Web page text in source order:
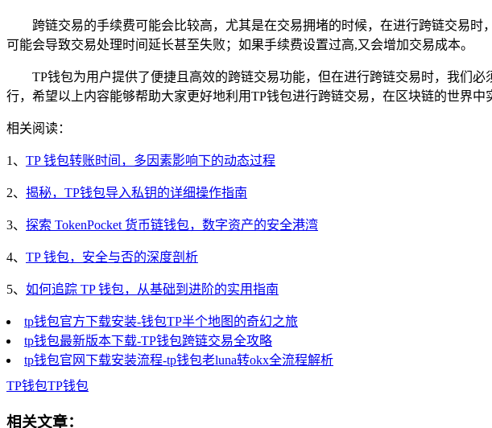
跨链交易的手续费可能会比较高，尤其是在交易拥堵的时候，在进行跨链交易
可能会导致交易处理时间延长甚至失败；如果手续费设置过高,又会增加交易成本。
TP钱包为用户提供了便捷且高效的跨链交易功能，但在进行跨链交易时，我们
行，希望以上内容能够帮助大家更好地利用TP钱包进行跨链交易，在区块链的世界中
相关阅读：
1、 TP 钱包转账时间，多因素影响下的动态过程
2、 揭秘，TP钱包导入私钥的详细操作指南
3、 探索 TokenPocket 货币链钱包，数字资产的安全港湾
4、 TP 钱包，安全与否的深度剖析
5、 如何追踪 TP 钱包，从基础到进阶的实用指南
tp钱包官方下载安装-钱包TP半个地图的奇幻之旅
tp钱包最新版本下载-TP钱包跨链交易全攻略
tp钱包官网下载安装流程-tp钱包老luna转okx全流程解析
TP钱包TP钱包
相关文章：